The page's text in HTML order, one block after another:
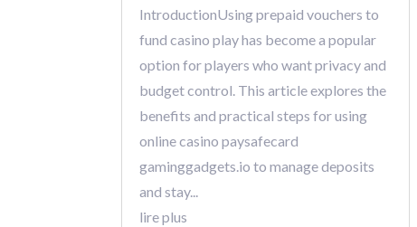
IntroductionUsing prepaid vouchers to
fund casino play has become a popular
option for players who want privacy and
budget control. This article explores the
benefits and practical steps for using
online casino paysafecard
gaminggadgets.io to manage deposits
and stay...
lire plus